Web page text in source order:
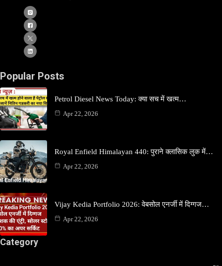
Popular Posts
Petrol Diesel News Today: क्या सच में खत्म…
Apr 22, 2026
Royal Enfield Himalayan 440: पुराने क्लासिक लुक में…
Apr 22, 2026
Vijay Kedia Portfolio 2026: वेबसोल एनर्जी में दिग्गज…
Apr 22, 2026
Category